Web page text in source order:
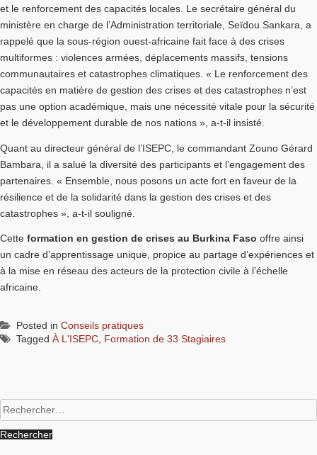
et le renforcement des capacités locales. Le secrétaire général du
ministère en charge de l’Administration territoriale, Seïdou Sankara, a
rappelé que la sous-région ouest-africaine fait face à des crises
multiformes : violences armées, déplacements massifs, tensions
communautaires et catastrophes climatiques. « Le renforcement des
capacités en matière de gestion des crises et des catastrophes n’est
pas une option académique, mais une nécessité vitale pour la sécurité
et le développement durable de nos nations », a-t-il insisté.
Quant au directeur général de l’ISEPC, le commandant Zouno Gérard
Bambara, il a salué la diversité des participants et l’engagement des
partenaires. « Ensemble, nous posons un acte fort en faveur de la
résilience et de la solidarité dans la gestion des crises et des
catastrophes », a-t-il souligné.
Cette formation en gestion de crises au Burkina Faso offre ainsi
un cadre d’apprentissage unique, propice au partage d’expériences et
à la mise en réseau des acteurs de la protection civile à l’échelle
africaine.
Posted in Conseils pratiques
Tagged À L'ISEPC Formation de 33 Stagiaires
Rechercher :